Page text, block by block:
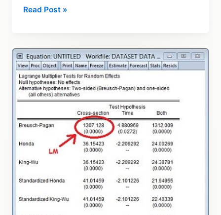
Cara
Data
Panel
Dengan
Eviews
Read Post »